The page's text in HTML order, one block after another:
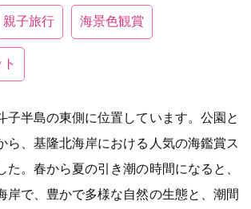
親子旅行 海景色観賞
子半島の東側に位置しています。公園と
ら、基隆北海岸における人気の海鑑賞ス
た。春から夏の引き潮の時間になると、
岸で、豊かで多様な自然の生態と、潮間